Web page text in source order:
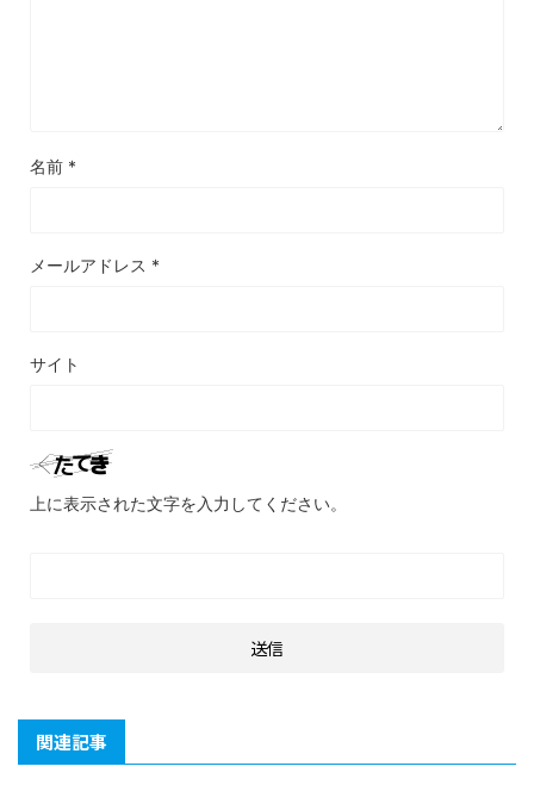
名前 *
メールアドレス *
サイト
上に表示された文字を入力してください。
関連記事